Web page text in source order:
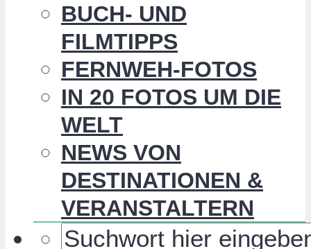
BUCH- UND
FILMTIPPS
FERNWEH-FOTOS
IN 20 FOTOS UM DIE
WELT
NEWS VON
DESTINATIONEN &
VERANSTALTERN